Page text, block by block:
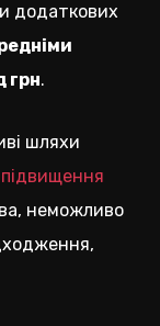
додаткових
грн.
шляхи
підвищення
неможливо